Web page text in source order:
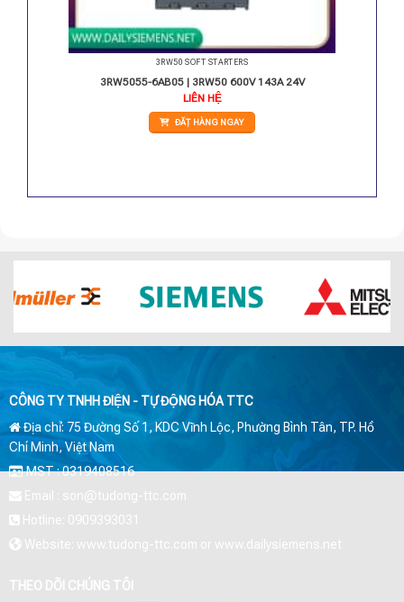
3RW50 SOFT STARTERS
3RW5055-6AB05 | 3RW50 600V 143A 24V
LIÊN HỆ
ĐẶT HÀNG NGAY
CÔNG TY TNHH ĐIỆN - TỰ ĐỘNG HÓA TTC
Địa chỉ: 75 Đường Số 1, KDC Vĩnh Lộc, Phường Bình Tân, TP. Hồ
Chí Minh, Việt Nam
MST : 0319408516
Email : son@tudong-ttc.com
Hotline: 0909393031
Website: www.tudong-ttc.com or www.dailysiemens.net
THEO DÕI CHÚNG TÔI